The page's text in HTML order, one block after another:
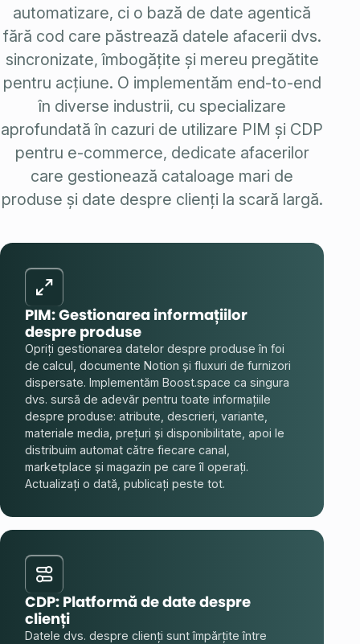
automatizare, ci o bază de date agentică
fără cod care păstrează datele afacerii dvs.
sincronizate, îmbogățite și mereu pregătite
pentru acțiune. O implementăm end-to-end
în diverse industrii, cu specializare
aprofundată în cazuri de utilizare PIM și CDP
pentru e-commerce, dedicate afacerilor
care gestionează cataloage mari de
produse și date despre clienți la scară largă.
PIM: Gestionarea informațiilor
despre produse
Opriți gestionarea datelor despre produse în foi
de calcul, documente Notion și fluxuri de furnizori
dispersate. Implementăm Boost.space ca singura
dvs. sursă de adevăr pentru toate informațiile
despre produse: atribute, descrieri, variante,
materiale media, prețuri și disponibilitate, apoi le
distribuim automat către fiecare canal,
marketplace și magazin pe care îl operați.
Actualizați o dată, publicați peste tot.
CDP: Platformă de date despre
clienți
Datele dvs. despre clienți sunt împărțite între